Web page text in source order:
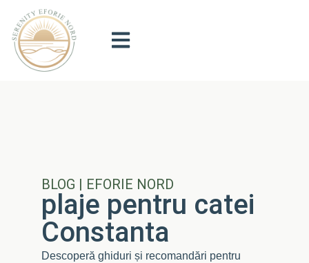
BLOG | EFORIE NORD
plaje pentru catei
Constanta
Descoperă ghiduri și recomandări pentru